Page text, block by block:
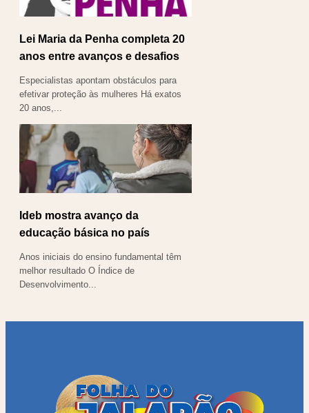
Lei Maria da Penha completa 20
anos entre avanços e desafios
Especialistas apontam obstáculos para
efetivar proteção às mulheres Há exatos
20 anos,...
Ideb mostra avanço da
educação básica no país
Anos iniciais do ensino fundamental têm
melhor resultado O Índice de
Desenvolvimento...